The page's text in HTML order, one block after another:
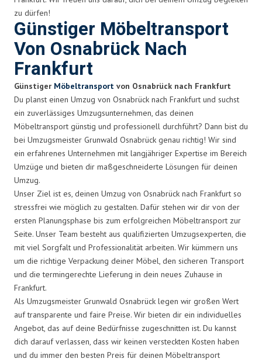
zu dürfen!
Günstiger Möbeltransport
Von Osnabrück Nach
Frankfurt
Günstiger Möbeltransport von Osnabrück nach Frankfurt
Du planst einen Umzug von Osnabrück nach Frankfurt und suchst
ein zuverlässiges Umzugsunternehmen, das deinen
Möbeltransport günstig und professionell durchführt? Dann bist du
bei Umzugsmeister Grunwald Osnabrück genau richtig! Wir sind
ein erfahrenes Unternehmen mit langjähriger Expertise im Bereich
Umzüge und bieten dir maßgeschneiderte Lösungen für deinen
Umzug.
Unser Ziel ist es, deinen Umzug von Osnabrück nach Frankfurt so
stressfrei wie möglich zu gestalten. Dafür stehen wir dir von der
ersten Planungsphase bis zum erfolgreichen Möbeltransport zur
Seite. Unser Team besteht aus qualifizierten Umzugsexperten, die
mit viel Sorgfalt und Professionalität arbeiten. Wir kümmern uns
um die richtige Verpackung deiner Möbel, den sicheren Transport
und die termingerechte Lieferung in dein neues Zuhause in
Frankfurt.
Als Umzugsmeister Grunwald Osnabrück legen wir großen Wert
auf transparente und faire Preise. Wir bieten dir ein individuelles
Angebot, das auf deine Bedürfnisse zugeschnitten ist. Du kannst
dich darauf verlassen, dass wir keinen versteckten Kosten haben
und du immer den besten Preis für deinen Möbeltransport